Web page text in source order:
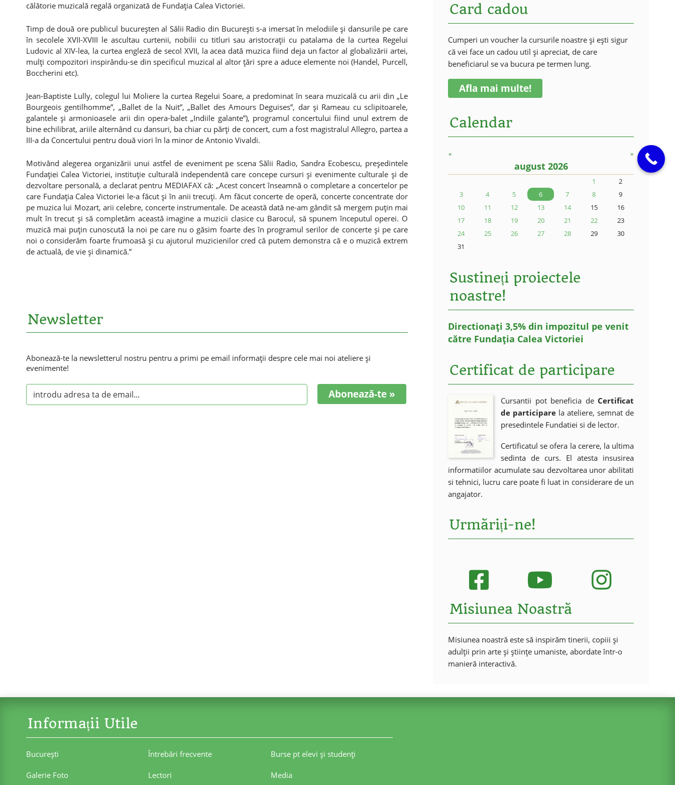
călătorie muzicală regală organizată de Fundaţia Calea Victoriei.
Timp de două ore publicul bucureşten al Sălii Radio din Bucureşti s-a imersat în melodiile şi dansurile pe care
în secolele XVII-XVIII le ascultau curtenii, nobilii cu titluri sau aristocraţii cu patalama de la curtea Regelui
Ludovic al XIV-lea, la curtea engleză de secol XVII, la acea dată muzica fiind deja un factor al globalizării artei,
mulţi compozitori inspirându-se din specificul muzical al altor ţări spre a aduce elemente noi (Handel, Purcell,
Boccherini etc).
Jean-Baptiste Lully, colegul lui Moliere la curtea Regelui Soare, a predominat în seara muzicală cu arii din „Le
Bourgeois gentilhomme”, „Ballet de la Nuit”, „Ballet des Amours Deguises”, dar şi Rameau cu sclipitoarele,
galantele şi armonioasele arii din opera-balet „Indiile galante”), programul concertului fiind unul extrem de
bine echilibrat, ariile alternând cu dansuri, ba chiar cu părţi de concert, cum a fost magistralul Allegro, partea a
III-a da Concertului pentru două viori în la minor de Antonio Vivaldi.
Motivând alegerea organizării unui astfel de eveniment pe scena Sălii Radio, Sandra Ecobescu, preşedintele
Fundaţiei Calea Victoriei, instituţie culturală independentă care concepe cursuri şi evenimente culturale şi de
dezvoltare personală, a declarat pentru MEDIAFAX că: „Acest concert înseamnă o completare a concertelor pe
care Fundaţia Calea Victoriei le-a făcut şi în anii trecuţi. Am făcut concerte de operă, concerte concentrate dor
pe muzica lui Mozart, arii celebre, concerte instrumentale. De această dată ne-am gândit să mergem puţin mai
mult în trecut şi să completăm această imagine a muzicii clasice cu Barocul, să spunem începutul operei. O
muzică mai puţin cunoscută la noi pe care nu o găsim foarte des în programul serilor de concerte şi pe care
noi o considerăm foarte frumoasă şi cu ajutorul muzicienilor cred că putem demonstra că e o muzică extrem
de actuală, de vie şi dinamică.”
Newsletter
Abonează-te la newsletterul nostru pentru a primi pe email informaţii despre cele mai noi ateliere şi
evenimente!
Abonează-te »
Card cadou
Cumperi un voucher la cursurile noastre și ești sigur
că vei face un cadou util și apreciat, de care
beneficiarul se va bucura pe termen lung.
Afla mai multe!
Calendar
« »
august 2026
1
2
3
4 5 6 7 8
9
10
11 12 13 14 15
16
17
18 19 20 21 22
23
24
25 26 27 28 29
30
31
Sustineți proiectele
noastre!
Directionați 3,5% din impozitul pe venit
către Fundația Calea Victoriei
Certificat de participare
Cursantii pot beneficia de Certificat
de participare la ateliere, semnat de
presedintele Fundatiei si de lector.
Certificatul se ofera la cerere, la ultima
sedinta de curs. El atesta insusirea
informatiilor acumulate sau dezvoltarea unor abilitati
si tehnici, lucru care poate fi luat in considerare de un
angajator.
Urmăriți-ne!
Misiunea Noastră
Misiunea noastră este să inspirăm tinerii, copiii și
adulții prin arte și științe umaniste, abordate într-o
manieră interactivă.
Informații Utile
Bucureşti Întrebări frecvente Burse pt elevi şi studenţi
Galerie Foto Lectori Media